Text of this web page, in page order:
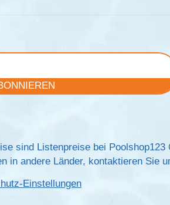
sind Listenpreise bei
in andere Länder, kontaktieren Sie
Einstellungen